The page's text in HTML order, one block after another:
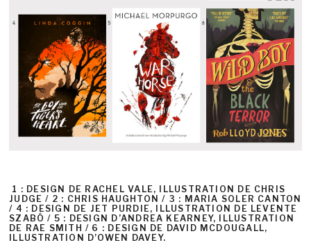
1 : DESIGN DE RACHEL VALE, ILLUSTRATION DE CHRIS
JUDGE / 2 : CHRIS HAUGHTON / 3 : MARIA SOLER CANTON
/ 4 : DESIGN DE JET PURDIE, ILLUSTRATION DE LEVENTE
SZABÓ / 5 : DESIGN D’ANDREA KEARNEY, ILLUSTRATION
DE RAE SMITH / 6 : DESIGN DE DAVID MCDOUGALL,
ILLUSTRATION D’OWEN DAVEY.